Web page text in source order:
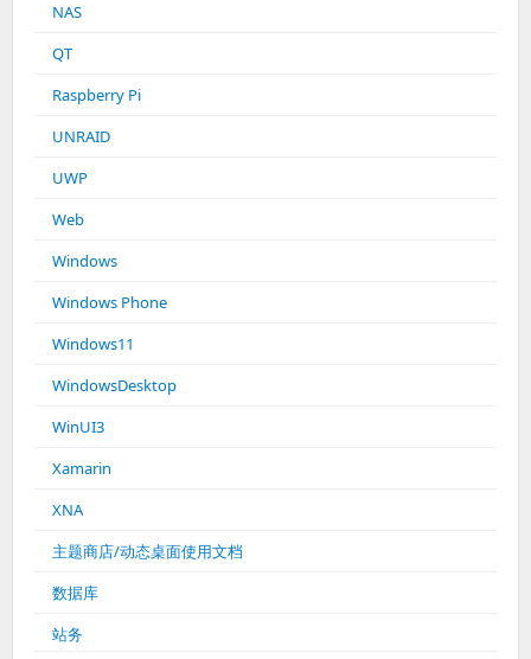
NAS
QT
Raspberry Pi
UNRAID
UWP
Web
Windows
Windows Phone
Windows11
WindowsDesktop
WinUI3
Xamarin
XNA
主题商店/动态桌面使用文档
数据库
站务